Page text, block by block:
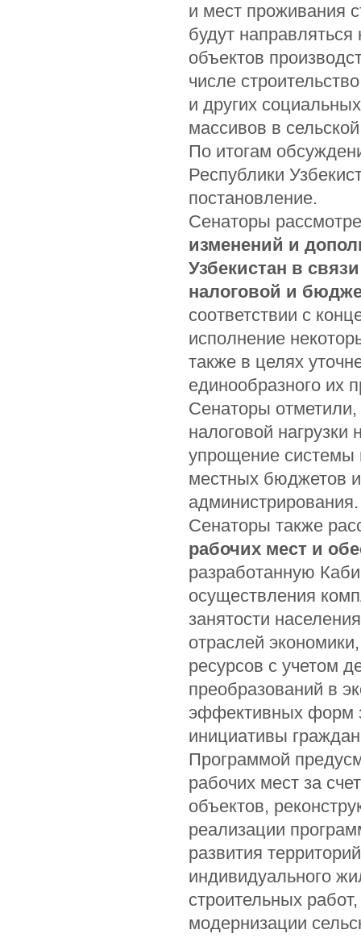
и мест проживания
будут
объектов
числе
и других
массивов в
По итогам
Республики
постановление.
Сенаторы
изменений и
Узбекистан в
налоговой и
соответствии с
исполнение
также в целях
единообразного их
Сенаторы
налоговой
упрощение системы
местных бюджетов
Сенаторы также
рабочих мест и
разработанную
осуществления
занятости
отраслей
ресурсов с учетом
преобразований в
эффективных форм
инициативы
Программой
рабочих мест за
объектов,
реализации
развития
индивидуального
строительных
модернизации